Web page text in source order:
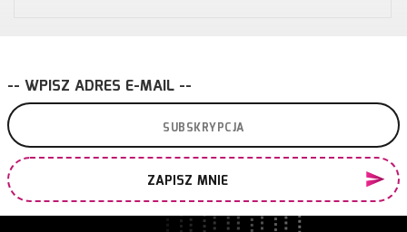
-- WPISZ ADRES E-MAIL --
ZAPISZ MNIE